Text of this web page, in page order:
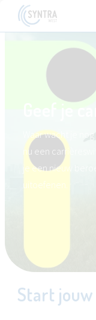
Geef je
Waar wacht je
nu een
je een nieuw
uitoefenen.
Start